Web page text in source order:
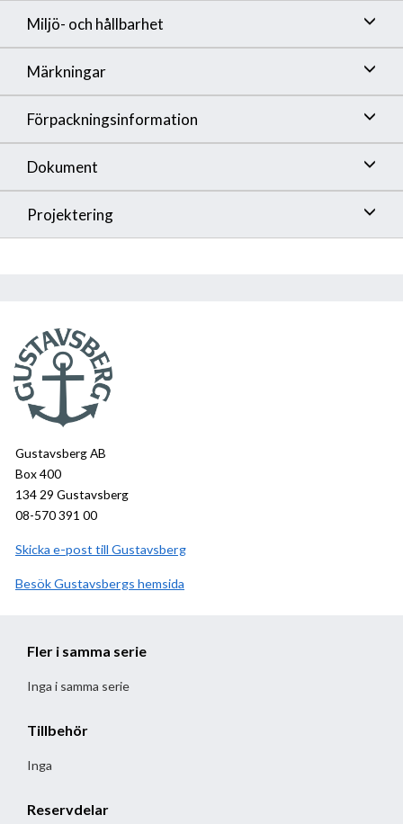
Miljö- och hållbarhet
Märkningar
Förpackningsinformation
Dokument
Projektering
Gustavsberg AB
Box 400
134 29 Gustavsberg
08-570 391 00
Skicka e-post till Gustavsberg
BesökGustavsberg hemsida
Fler i samma serie
Inga i samma serie
Tillbehör
Inga
Reservdelar